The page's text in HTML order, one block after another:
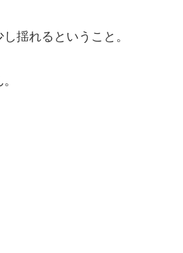
し揺れるということ。